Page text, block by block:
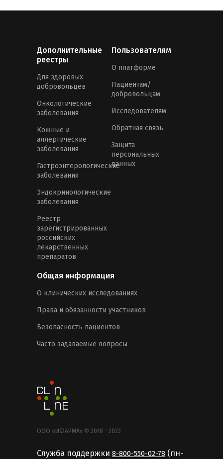
Дополнительные
реестры
Для здоровых
добровольцев
Онкологические
заболевания
Кожные и
аллергические
заболевания
Гастроэнтерологические
заболевания
Эндокринологические
заболевания
Реестр
зарегистрированных
российских
лекарственных
препаратов
Пользователям
О платформе
Пациентам/
добровольцам
Исследователям
Обратная связь
Защита
персональных
данных
Общая информация
О клинических исследованиях
Права и обязанности участников
Безопасность пациентов
Часто задаваемые вопросы
ООО «ИФАРМА» © 2018 - 2023
Служба поддержки 8-800-550-02-78 (пн-